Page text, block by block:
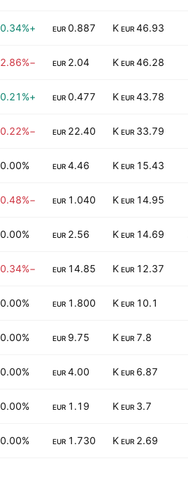
46.93 K
EUR
0.887
EUR
+0.34%
46.28 K
EUR
2.04
EUR
−2.86%
43.78 K
EUR
0.477
EUR
+0.21%
33.79 K
EUR
22.40
EUR
−0.22%
15.43 K
EUR
4.46
EUR
0.00%
14.95 K
EUR
1.040
EUR
−0.48%
14.69 K
EUR
2.56
EUR
0.00%
12.37 K
EUR
14.85
EUR
−0.34%
10.1 K
EUR
1.800
EUR
0.00%
7.8 K
EUR
9.75
EUR
0.00%
6.87 K
EUR
4.00
EUR
0.00%
3.7 K
EUR
1.19
EUR
0.00%
2.69 K
EUR
1.730
EUR
0.00%